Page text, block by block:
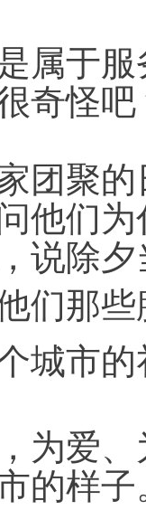
属于
奇怪
团聚
他们
说除
们那
城市
为爱
的样